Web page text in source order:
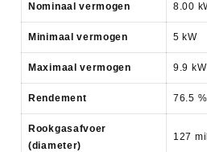
Nominaal vermogen 8.00
Minimaal vermogen 5 kW
Maximaal vermogen 9.9 kW
Rendement 76.5 %
Rookgasafvoer
(diameter)
127